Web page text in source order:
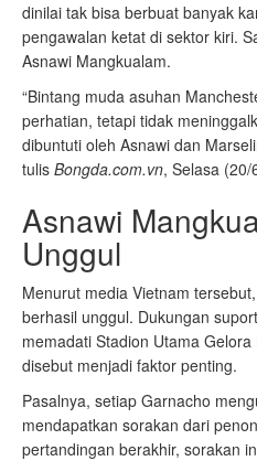
dinilai tak bisa berbuat banyak
pengawalan ketat di sektor kiri.
Asnawi Mangkualam.
“Bintang muda asuhan
perhatian, tetapi tidak
dibuntuti oleh Asnawi dan
tulis Bongda.com.vn, Selasa (20/
Asnawi
Unggul
Menurut media Vietnam
berhasil unggul. Dukungan
memadati Stadion Utama
disebut menjadi faktor penting.
Pasalnya, setiap Garnacho
mendapatkan sorakan dari
pertandingan berakhir, sorakan